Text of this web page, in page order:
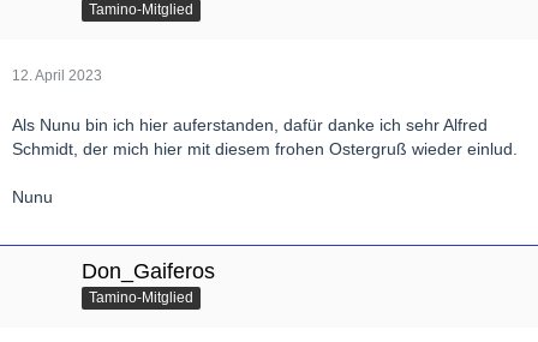
Tamino-Mitglied
12. April 2023
Als Nunu bin ich hier auferstanden, dafür danke ich sehr Alfred
Schmidt, der mich hier mit diesem frohen Ostergruß wieder einlud.
Nunu
Don_Gaiferos
Tamino-Mitglied